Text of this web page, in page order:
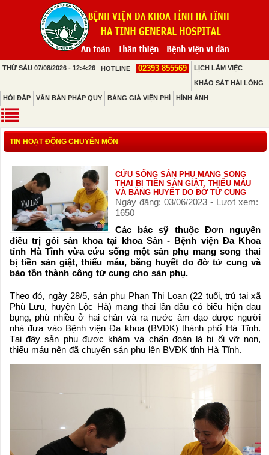
THỨ SÁU 07/08/2026 - 12:4:26 HOTLINE 02393 855569 LỊCH LÀM VIỆC
KHẢO SÁT HÀI LÒNG
HỎI ĐÁP VĂN BẢN PHÁP QUY BẢNG GIÁ VIỆN PHÍ HÌNH ẢNH
TIN HOẠT ĐỘNG CHUYÊN MÔN
CỨU SỐNG SẢN PHỤ MANG SONG
THAI BỊ TIỀN SẢN GIẬT, THIẾU MÁU
VÀ BĂNG HUYẾT DO ĐỜ TỬ CUNG
Ngày đăng: 03/06/2023 - Lượt xem:
1650
Các bác sỹ thuộc Đơn nguyên
điều trị gói sản khoa tại khoa Sản - Bệnh viện Đa Khoa
tỉnh Hà Tĩnh vừa cứu sống một sản phụ mang song thai
bị tiền sản giật, thiếu máu, băng huyết do đờ tử cung và
bảo tồn thành công tử cung cho sản phụ.
Theo đó, ngày 28/5, sản phụ Phan Thị Loan (22 tuổi, trú tại xã
Phù Lưu, huyện Lộc Hà) mang thai lần đầu có biểu hiện đau
bụng, phù nhiều ở hai chân và ra nước âm đạo được người
nhà đưa vào Bệnh viện Đa khoa (BVĐK) thành phố Hà Tĩnh.
Tại đây sản phụ được khám và chẩn đoán là bị ối vỡ non,
thiếu máu nên đã chuyển sản phụ lên BVĐK tỉnh Hà Tĩnh.